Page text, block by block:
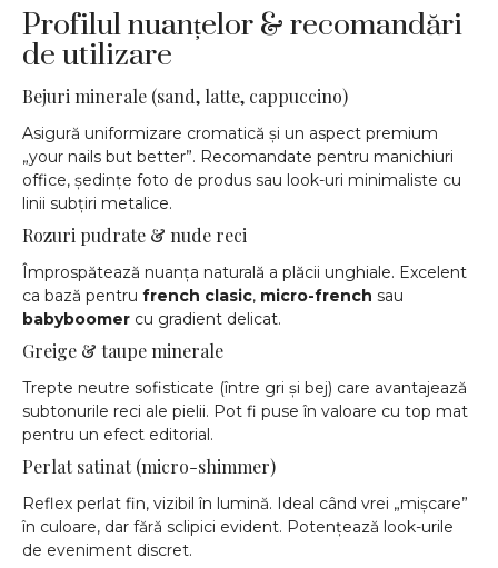
Profilul nuanțelor & recomandări
de utilizare
Bejuri minerale (sand, latte, cappuccino)
Asigură uniformizare cromatică și un aspect premium
„your nails but better”. Recomandate pentru manichiuri
office, ședințe foto de produs sau look-uri minimaliste cu
linii subțiri metalice.
Rozuri pudrate & nude reci
Împrospătează nuanța naturală a plăcii unghiale. Excelent
ca bază pentru french clasic, micro-french sau
babyboomer cu gradient delicat.
Greige & taupe minerale
Trepte neutre sofisticate (între gri și bej) care avantajează
subtonurile reci ale pielii. Pot fi puse în valoare cu top mat
pentru un efect editorial.
Perlat satinat (micro-shimmer)
Reflex perlat fin, vizibil în lumină. Ideal când vrei „mișcare”
în culoare, dar fără sclipici evident. Potențează look-urile
de eveniment discret.